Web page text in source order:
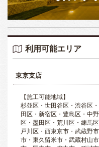
利用可能エリア
東京支店
【施工可能地域】
杉並区・世田谷区・渋谷区
田区・新宿区・豊島区・中
区・墨田区・荒川区・練馬
戸川区・西東京市・武蔵野
市・東久留米市・武蔵村山